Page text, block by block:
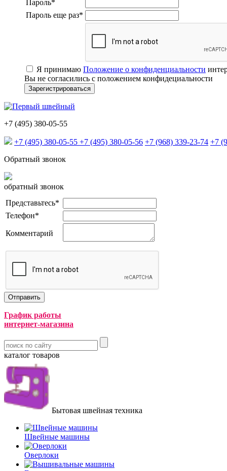
Пароль*
Пароль еще раз*
Я принимаю Положение о конфиденциальности
Вы не согласились с положением конфидециальности
+7 (495) 380-05-55
+7 (495) 380-05-55 +7 (495) 380-05-56 +7 (968) 339-23-74 +7
Обратный звонок
обратный звонок
Представьтесь*
Телефон*
Комментарий
График работы
интернет-магазина
каталог товаров
Бытовая швейная техника
Швейные машины
Оверлоки